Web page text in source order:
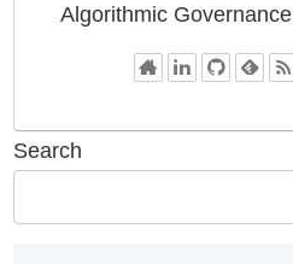
Algorithmic Governance
Search